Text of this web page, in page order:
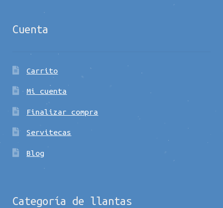
Cuenta
Carrito
Mi cuenta
Finalizar compra
Servitecas
Blog
Categoría de llantas